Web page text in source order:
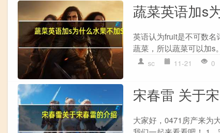
蔬菜英语加s
英语认为fruit是不可数
蔬菜，所以蔬菜可以加s
sc 11-21 0
宋春雷 关于
大家好，0471房产来为